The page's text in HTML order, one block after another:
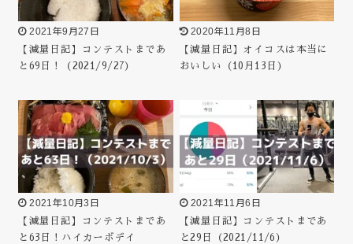
2021年9月27日
【減量日記】コンテストまであ
と69日！（2021/9/27）
2020年11月8日
【減量日記】オイコスは本当に
おいしい（10月13日）
2021年10月3日
【減量日記】コンテストまであ
と63日！ハイカーボデイ
2021年11月6日
【減量日記】コンテストまであ
と29日（2021/11/6）